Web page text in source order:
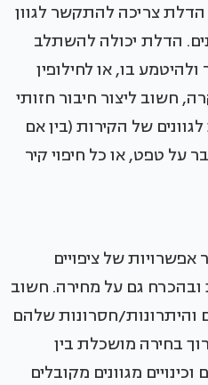
הדלת צריכה להתקשר לגוון
הדלת יכולה להשתלב
בו, או לחילופין
חשוב ליצור חיבור חזותי
של הקירות (בין אם
על טפט, או כל חיפוי קיר
של ציפויים
גם על מחירה. חשוב
והיתרונות/חסרונות שלהם
בחירה מושכלת בין
מגוונים מקובלים